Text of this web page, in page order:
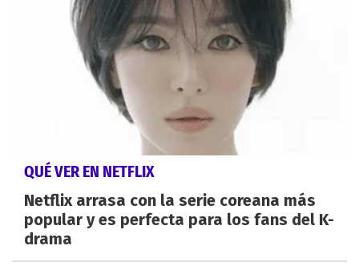
QUÉ VER EN NETFLIX
Netflix arrasa con la serie coreana más
popular y es perfecta para los fans del K-
drama